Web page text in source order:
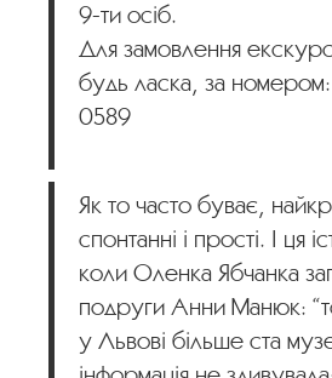
9-ти осіб.
Для замовлення
будь ласка, за
0589
Як то часто буває,
спонтанні і прості. І ця
коли Оленка Ябчанка
подруги Анни Манюк:
у Львові більше ста